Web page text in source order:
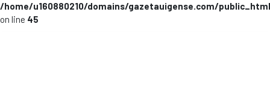
/home/u160880210/domains/gazetauigense.com/
on line 45